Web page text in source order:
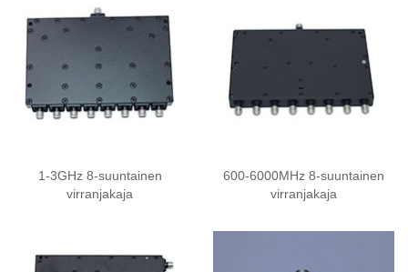
1-3GHz 8-suuntainen
virranjakaja
600-6000MHz 8-suuntainen
virranjakaja